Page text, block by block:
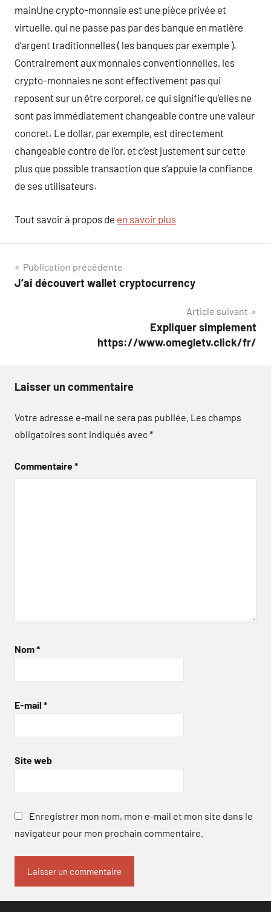
mainUne crypto-monnaie est une pièce privée et
virtuelle, qui ne passe pas par des banque en matière
d’argent traditionnelles ( les banques par exemple ).
Contrairement aux monnaies conventionnelles, les
crypto-monnaies ne sont effectivement pas qui
reposent sur un être corporel, ce qui signifie qu’elles ne
sont pas immédiatement changeable contre une valeur
concret. Le dollar, par exemple, est directement
changeable contre de l’or, et c’est justement sur cette
plus que possible transaction que s’appuie la confiance
de ses utilisateurs.
Tout savoir à propos de en savoir plus
Navigation
de
Publication précédente
J’ai découvert wallet cryptocurrency
Article suivant
Expliquer simplement
https://www.omegletv.click/fr/
Laisser un commentaire
Votre adresse e-mail ne sera pas publiée. Les champs
obligatoires sont indiqués avec*
Commentaire*
Nom*
E-mail *
Site web
Enregistrer mon nom, mon e-mail et mon site dans le
navigateur pour mon prochain commentaire.